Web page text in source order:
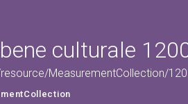
culturale
MeasurementCollection/